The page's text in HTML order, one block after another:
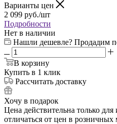
Варианты цен
2 099 руб./шт
Подробности
Нет в наличии
Нашли дешевле? Продадим
В корзину
Купить в 1 клик
Рассчитать доставку
Хочу в подарок
Цена действительна только
отличаться от цен в розничных